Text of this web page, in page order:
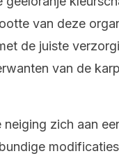
van deze
de juiste
van de
zich aan